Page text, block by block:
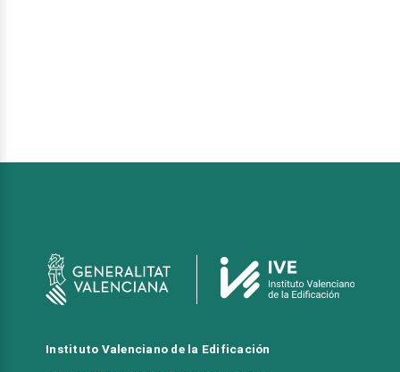
Instituto Valenciano de la Edificación